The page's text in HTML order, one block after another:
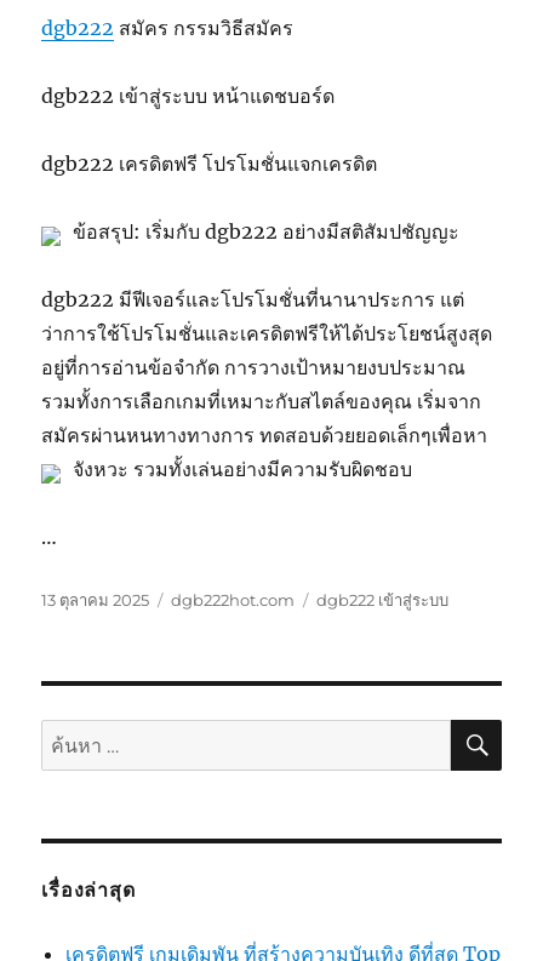
dgb222 สมัคร กรรมวิธีสมัคร
dgb222 เข้าสู่ระบบ หน้าแดชบอร์ด
dgb222 เครดิตฟรี โปรโมชั่นแจกเครดิต
ข้อสรุป: เริ่มกับ dgb222 อย่างมีสติสัมปชัญญะ
dgb222 มีฟีเจอร์และโปรโมชั่นที่นานาประการ แต่
ว่าการใช้โปรโมชั่นและเครดิตฟรีให้ได้ประโยชน์สูงสุด
อยู่ที่การอ่านข้อจำกัด การวางเป้าหมายงบประมาณ
รวมทั้งการเลือกเกมที่เหมาะกับสไตล์ของคุณ เริ่มจาก
สมัครผ่านหนทางทางการ ทดสอบด้วยยอดเล็กๆเพื่อหา
จังหวะ รวมทั้งเล่นอย่างมีความรับผิดชอบ
…
เขียน
13 ตุลาคม 2025
หมวด
dgb222hot.com
ป้าย
dgb222 เข้าสู่ระบบ
ค้นหา: ค้น
เรื่องล่าสุด
เครดิตฟรี เกมเดิมพัน ที่สร้างความบันเทิง ดีที่สุด Top